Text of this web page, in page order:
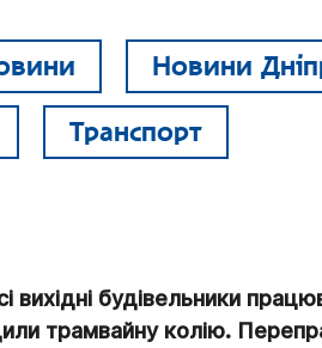
Новини
Транспорт
вихідні будівельники
трамвайну колію.